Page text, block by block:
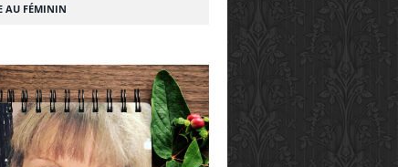
AU FÉMININ